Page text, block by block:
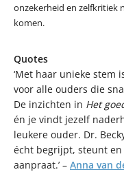
onzekerheid en zelfkritiek
komen.
Quotes
‘Met haar unieke stem
voor alle ouders die
De inzichten in Het
én je vindt jezelf
leukere ouder. Dr.
écht begrijpt, steunt en
aanpraat.’ – Anna van